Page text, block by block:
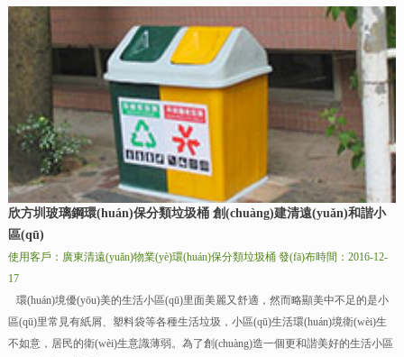
欣方圳玻璃鋼環(huán)保分類垃圾桶 創(chuàng)建清遠(yuǎn)和諧小
區(qū)
使用客戶：廣東清遠(yuǎn)物業(yè)環(huán)保分類垃圾桶 發(fā)布時間：2016-12-
17
環(huán)境優(yōu)美的生活小區(qū)里面美麗又舒適，然而略顯美中不足的是小
區(qū)里常見有紙屑、塑料袋等各種生活垃圾，小區(qū)生活環(huán)境衛(wèi)生
不如意，居民的衛(wèi)生意識薄弱。為了創(chuàng)造一個更和諧美好的生活小區